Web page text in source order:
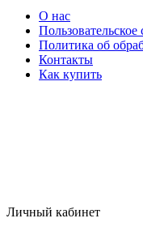
О нас
Политика об
Контакты
Как купить
Личный кабинет